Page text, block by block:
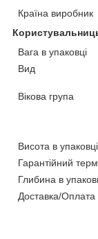
Країна виробник
Вага в упаковці
Вид
Вікова група
Висота в упаковці
Гарантійний
Глибина в
Доставка/Оплата